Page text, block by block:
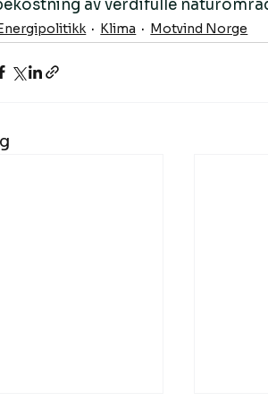
av verdifulle
Klima Motvind Norge